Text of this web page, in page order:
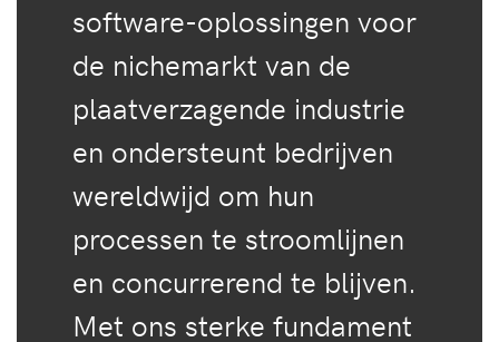
software-oplossingen voor
de nichemarkt van de
plaatverzagende industrie
en ondersteunt bedrijven
wereldwijd om hun
processen te stroomlijnen
en concurrerend te blijven.
Met ons sterke fundament